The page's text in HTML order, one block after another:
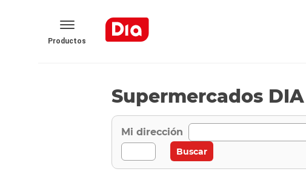
Productos
Supermercados
Mi dirección